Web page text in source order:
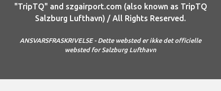
"TripTQ" and szgairport.com (also known as TripTQ
Salzburg Lufthavn) / All Rights Reserved.
ANSVARSFRASKRIVELSE - Dette websted er ikke det officielle
websted for Salzburg Lufthavn